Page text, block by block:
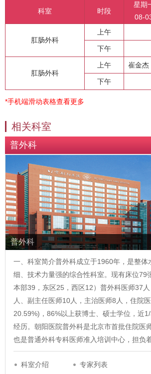
科室 时段
星期
08-
肛肠外科
上午
下午
肛肠外科
上午 崔金杰
下午
*手机端滑动表格查看更多
相关科室
普外科
普外科
一、科室简介普外科成立于1960年，是整体
细、技术力量强的综合性科室。现有床位79
本部39，东区25，西区12）普外科医师37
人、副主任医师10人，主治医师8人，住院
20.59%)，86%以上获博士、硕士学位，近
经历。朝阳医院普外科是北京市首批住院医
也是普通外科专科医师准入培训中心，担负
科室介绍 专家列表